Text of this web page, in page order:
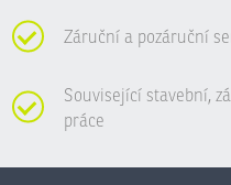
Záruční a pozáruční
Související stavební,
práce